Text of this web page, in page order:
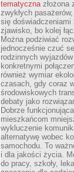
tematycznazłożona
zwykłych
się
zjawisko, bo kolej
Można podziwiać
jednocześnie czuć
rodzinnych
konkretnymi
również wymiar
czasach, gdy coraz
środowiskowych
debaty jako
Dobrze
mieszkańcom
wykluczenie
alternatywę wobec
samochodu. To
i dla jakości życia.
do pracy, szkoły,